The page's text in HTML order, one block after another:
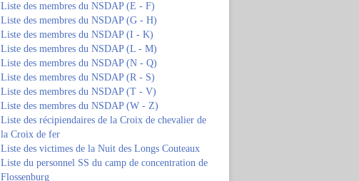
Liste des membres du NSDAP (E - F)
Liste des membres du NSDAP (G - H)
Liste des membres du NSDAP (I - K)
Liste des membres du NSDAP (L - M)
Liste des membres du NSDAP (N - Q)
Liste des membres du NSDAP (R - S)
Liste des membres du NSDAP (T - V)
Liste des membres du NSDAP (W - Z)
Liste des récipiendaires de la Croix de chevalier de
la Croix de fer
Liste des victimes de la Nuit des Longs Couteaux
Liste du personnel SS du camp de concentration de
Flossenburg